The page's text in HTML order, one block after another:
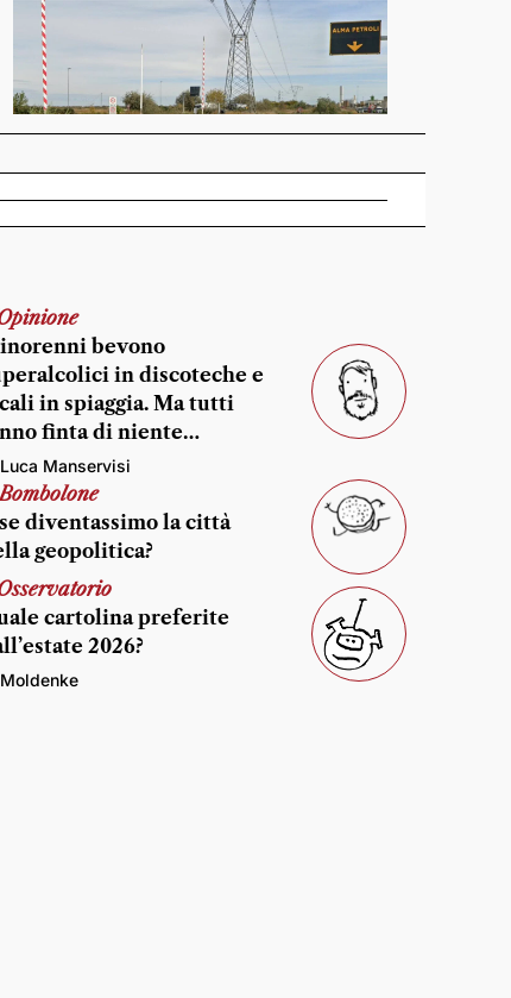
bevono
in discoteche e
in spiaggia. Ma tutti
finta di niente…
Manservisi
diventassimo la città
geopolitica?
cartolina preferite
2026?